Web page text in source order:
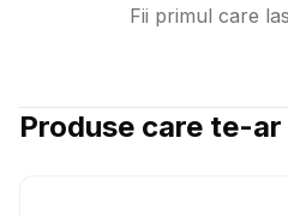
Fii primul care
Produse care te-